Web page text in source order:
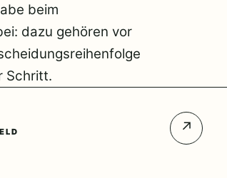
beim
dazu gehören vor
Schritt.
↗